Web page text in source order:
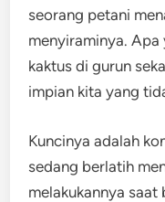
seorang petani
menyiraminya. Apa
kaktus di gurun
impian kita yang
Kuncinya adalah
sedang berlatih
melakukannya saat